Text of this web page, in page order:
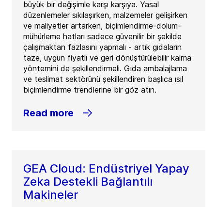
büyük bir değişimle karşı karşıya. Yasal
düzenlemeler sıkılaşırken, malzemeler gelişirken
ve maliyetler artarken, biçimlendirme-dolum-
mühürleme hatları sadece güvenilir bir şekilde
çalışmaktan fazlasını yapmalı - artık gıdaların
taze, uygun fiyatlı ve geri dönüştürülebilir kalma
yöntemini de şekillendirmeli. Gıda ambalajlama
ve teslimat sektörünü şekillendiren başlıca ısıl
biçimlendirme trendlerine bir göz atın.
Read more
GEA Cloud: Endüstriyel Yapay
Zeka Destekli Bağlantılı
Makineler